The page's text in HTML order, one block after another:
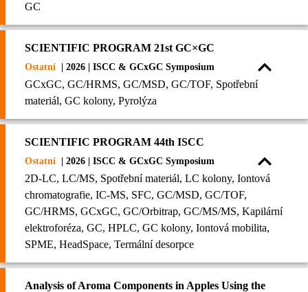
GC
SCIENTIFIC PROGRAM 21st GC×GC
Ostatní | 2026 | ISCC & GCxGC Symposium
GCxGC, GC/HRMS, GC/MSD, GC/TOF, Spotřební
materiál, GC kolony, Pyrolýza
SCIENTIFIC PROGRAM 44th ISCC
Ostatní | 2026 | ISCC & GCxGC Symposium
2D-LC, LC/MS, Spotřební materiál, LC kolony, Iontová
chromatografie, IC-MS, SFC, GC/MSD, GC/TOF,
GC/HRMS, GCxGC, GC/Orbitrap, GC/MS/MS, Kapilární
elektroforéza, GC, HPLC, GC kolony, Iontová mobilita,
SPME, HeadSpace, Termální desorpce
Analysis of Aroma Components in Apples Using the